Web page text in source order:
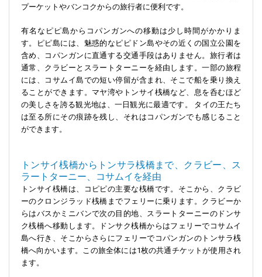
プーケットやバンコクからの旅行者に便利です。
有名なピピ島からコパンガンへの移動は少し時間がかかりま
す。ピピ島には、魅惑的なピピドン島やその近くの国立公園を
含め、コパンガンに直通する交通手段はありません。旅行者は
通常、クラビーとスラートターニーを経由します。一部の旅程
には、コサムイ島での短い停留が含まれ、そこで船を乗り換え
ることができます。マヤ湾やトンサイ桟橋など、息を呑むほど
の美しさを誇る観光地は、一日観光に最適です。
タイの王たち
は至る所にその痕跡を残し、それはコパンガンでも感じること
ができます。
トンサイ桟橋からトンサラ桟橋まで、クラビー、ス
ラートターニー、コサムイを経由
トンサイ桟橋は、コピピの主要な桟橋です。そこから、クラビ
ーのクロンジラッド桟橋までフェリーに乗ります。クラビーか
らはバスかミニバンで次の目的地、スラートターニーのドンサ
ク桟橋へ移動します。ドンサク桟橋からはフェリーでコサムイ
島へ行き、そこからさらにフェリーでコパンガンのトンサラ桟
橋へ向かいます。この旅全体には1枚の共通チケットが使用され
ます。